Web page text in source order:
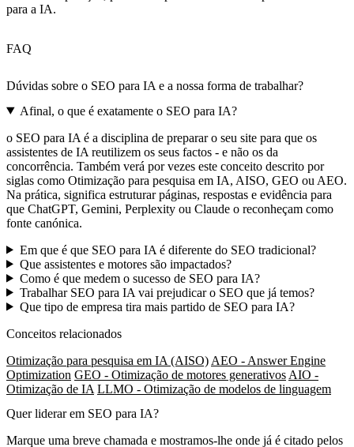
para a IA.
FAQ
Dúvidas sobre o SEO para IA e a nossa forma de trabalhar?
Afinal, o que é exatamente o SEO para IA?
o SEO para IA é a disciplina de preparar o seu site para que os
assistentes de IA reutilizem os seus factos - e não os da
concorrência. Também verá por vezes este conceito descrito por
siglas como Otimização para pesquisa em IA, AISO, GEO ou AEO.
Na prática, significa estruturar páginas, respostas e evidência para
que ChatGPT, Gemini, Perplexity ou Claude o reconheçam como
fonte canónica.
Em que é que SEO para IA é diferente do SEO tradicional?
Que assistentes e motores são impactados?
Como é que medem o sucesso de SEO para IA?
Trabalhar SEO para IA vai prejudicar o SEO que já temos?
Que tipo de empresa tira mais partido de SEO para IA?
Conceitos relacionados
Otimização para pesquisa em IA (AISO) AEO - Answer Engine
Optimization GEO - Otimização de motores generativos AIO -
Otimização de IA LLMO - Otimização de modelos de linguagem
Quer liderar em SEO para IA?
Marque uma breve chamada e mostramos‑lhe onde já é citado pelos